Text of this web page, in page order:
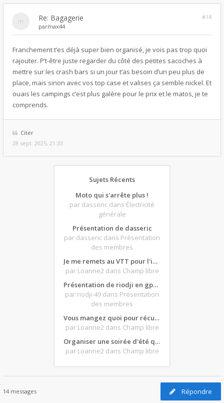
Re: Bagagerie
#14
parmax44
Franchement t’es déjà super bien organisé, je vois pas trop quoi
rajouter. P’t-être juste regarder du côté des petites sacoches à
mettre sur les crash bars si un jour t’as besoin d’un peu plus de
place, mais sinon avec vos top case et valises ça semble nickel. Et
ouais les campings c’est plus galère pour le prix et le matos, je te
comprends.
Citer
28 sept. 2025, 21:33
Sujets Récents
Moto qui s'arrête plus !
par dasseric dans Électricité
générale
Présentation de dasseric
par dasseric dans Présentation
des membres
Je me remets au VTT pour l'intersaison, version électrique
par Loanne2 dans Champ libre
Présentation de riodji en gpz500
par riodji-49 dans Présentation
des membres
Vous mangez quoi pour récupérer après une grosse journée de moto ?
par Loanne2 dans Champ libre
Organiser une soirée d'été qui claque : vos bons plans matos ?
par Loanne2 dans Champ libre
14 messages Répondre